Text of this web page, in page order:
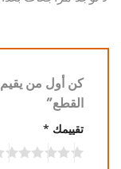
كن أول من
القطع”
تقييمك *